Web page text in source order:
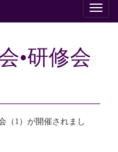
Toggle
•研修会
（1）が開催されまし